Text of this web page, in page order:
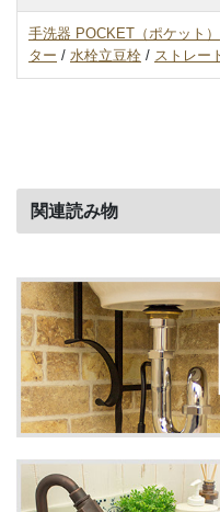
手洗器 POCKET（ポケット）
ター / 水栓立豆栓 / ストレー
関連読み物